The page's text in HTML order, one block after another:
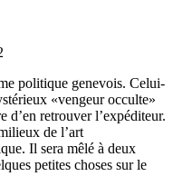
politique genevois. Celui-
«vengeur occulte»
d’en retrouver l’expéditeur.
de l’art
Il sera mêlé à deux
petites choses sur le